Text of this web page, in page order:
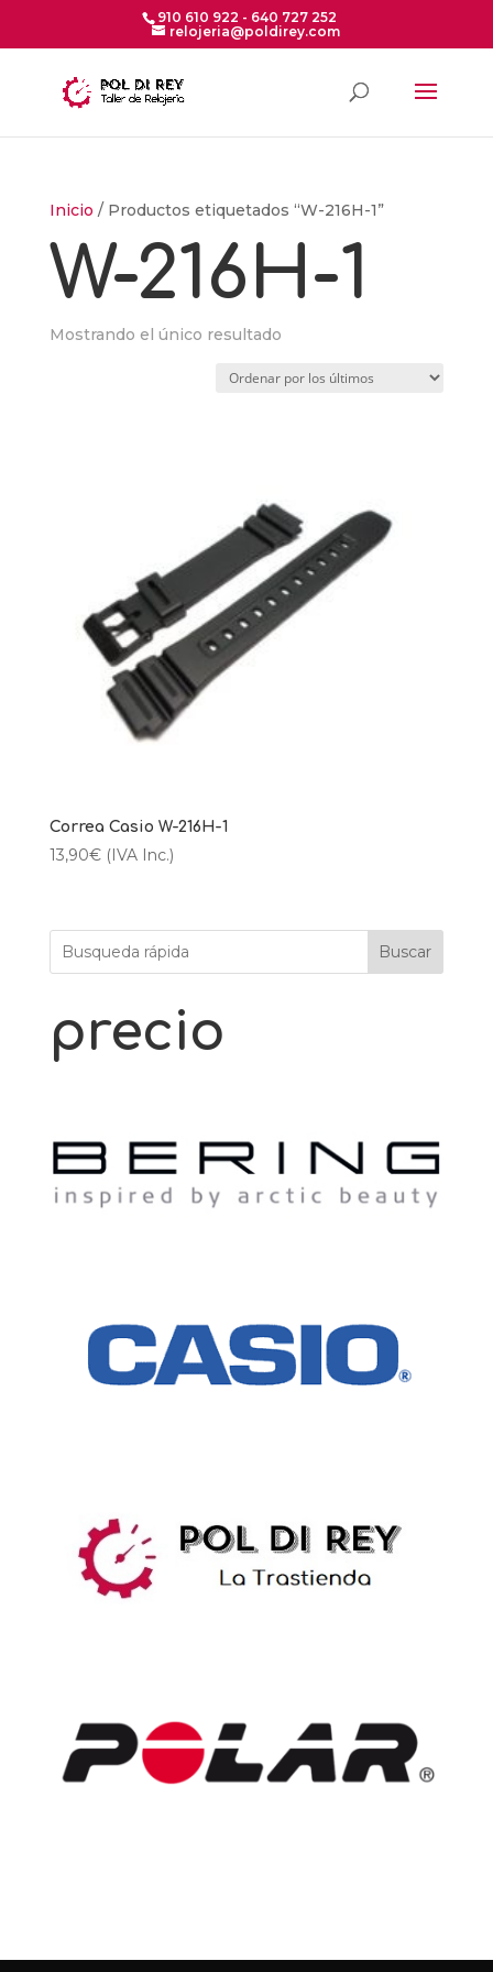
910 610 922 - 640 727 252
relojeria@poldirey.com
Inicio / Productos etiquetados “W-216H-1”
W-216H-1
Mostrando el único resultado
Correa Casio W-216H-1
13,90€ (IVA Inc.)
Buscar
precio